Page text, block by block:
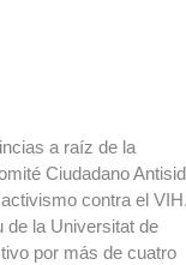
a raíz de la
Ciudadano
contra el
de la Universitat de
por más de cuatro